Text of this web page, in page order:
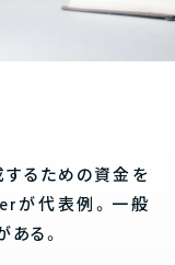
るための資金を
が代表例。一般
ある。